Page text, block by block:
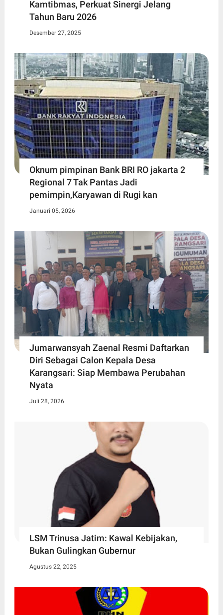
Kamtibmas, Perkuat Sinergi Jelang
Tahun Baru 2026
Desember 27, 2025
Oknum pimpinan Bank BRI RO jakarta 2
Regional 7 Tak Pantas Jadi
pemimpin,Karyawan di Rugi kan
Januari 05, 2026
Jumarwansyah Zaenal Resmi Daftarkan
Diri Sebagai Calon Kepala Desa
Karangsari: Siap Membawa Perubahan
Nyata
Juli 28, 2026
LSM Trinusa Jatim: Kawal Kebijakan,
Bukan Gulingkan Gubernur
Agustus 22, 2025